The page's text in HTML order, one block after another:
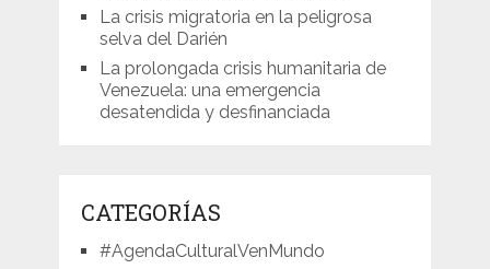
La crisis migratoria en la peligrosa
selva del Darién
La prolongada crisis humanitaria de
Venezuela: una emergencia
desatendida y desfinanciada
CATEGORÍAS
#AgendaCulturalVenMundo